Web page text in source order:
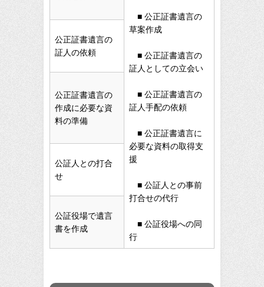
■ 公正証書遺言の
草案作成
■ 公正証書遺言の
証人としての立会い
■ 公正証書遺言の
証人手配の依頼
■ 公正証書遺言に
必要な資料の取得支
援
■ 公証人との事前
打合せの代行
■ 公証役場への同
行
公正証書遺言の
証人の依頼
公正証書遺言の
作成に必要な資
料の準備
公証人との打合
せ
公証役場で遺言
書を作成